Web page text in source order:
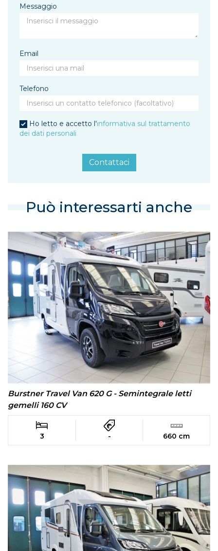
Messaggio
Email
Telefono
Ho letto e accetto l'informativa sul trattamento
dei dati personali
Contattaci
Può interessarti anche
Burstner Travel Van 620 G - Semintegrale letti
gemelli 160 CV
3 - 660 cm